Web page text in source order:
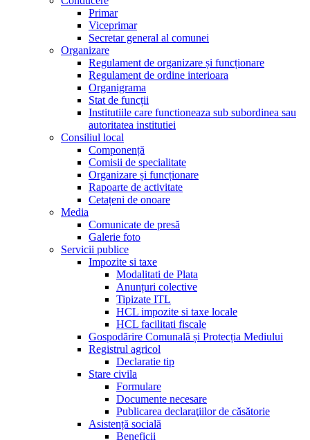
Primar
Viceprimar
Secretar general al comunei
Organizare
Regulament de organizare și funcționare
Regulament de ordine interioara
Organigrama
Stat de funcții
Institutiile care functioneaza sub subordinea sau
autoritatea institutiei
Consiliul local
Componență
Comisii de specialitate
Organizare și funcționare
Rapoarte de activitate
Cetațeni de onoare
Media
Comunicate de presă
Galerie foto
Servicii publice
Impozite si taxe
Modalitati de Plata
Anunțuri colective
Tipizate ITL
HCL impozite si taxe locale
HCL facilitati fiscale
Gospodărire Comunală și Protecția Mediului
Registrul agricol
Declaratie tip
Stare civila
Formulare
Documente necesare
Publicarea declaraţiilor de căsătorie
Asistență socială
Beneficii